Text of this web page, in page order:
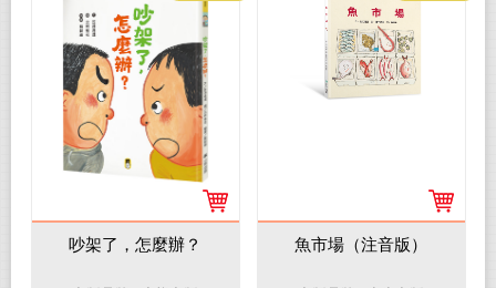
吵架了，怎麼辦？ 魚市場（注音版）